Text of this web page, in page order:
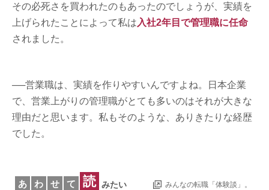
その必死さを買われたのもあったのでしょうが、実績を
上げられたことによって私は 入社2年目で管理職に任命
されました。
──営業職は、実績を作りやすいんですよね。日本企業
で、営業上がりの管理職がとても多いのはそれが大きな
理由だと思います。私もそのような、ありきたりな経歴
でした。
みんなの転職「体験談」。
あ わ せ て 読 みたい